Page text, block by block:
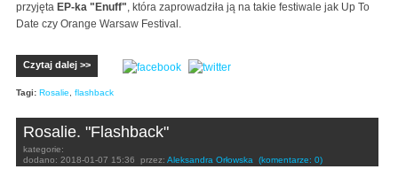
przyjęta EP-ka "Enuff", która zaprowadziła ją na takie festiwale jak Up To
Date czy Orange Warsaw Festival.
Czytaj dalej >>
Tagi: Rosalie flashback
Rosalie. "Flashback"
kategorie:
dodano: 2018-01-07 15:36 przez: Aleksandra Orłowska (komentarze: 0)